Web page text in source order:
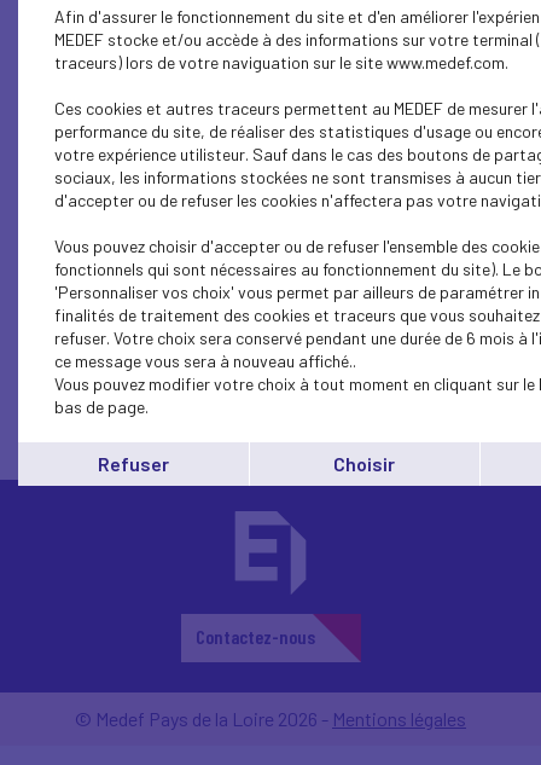
ECONOMY
ECONOMY
ECONOMY
ECONOMY
1... 14 13 12 11 10 9 8 7 6
Contactez-nous
© Medef Pays de la Loire 2026 - Mentions légales
Afin d'assurer le fonctionnement du site et d'en améliorer
MEDEF stocke et/ou accède à des informations sur votre terminal
traceurs) lors de votre naviguation sur le site www.medef.com.
Ces cookies et autres traceurs permettent au MEDEF de mesurer
performance du site, de réaliser des statistiques d'usage ou
votre expérience utilisteur. Sauf dans le cas des boutons de
sociaux, les informations stockées ne sont transmises à aucun
d'accepter ou de refuser les cookies n'affectera pas votre
Vous pouvez choisir d'accepter ou de refuser l'ensemble des
fonctionnels qui sont nécessaires au fonctionnement du site). Le
'Personnaliser vos choix' vous permet par ailleurs de paramétrer
finalités de traitement des cookies et traceurs que vous
refuser. Votre choix sera conservé pendant une durée de 6 mois à
ce message vous sera à nouveau affiché..
Vous pouvez modifier votre choix à tout moment en cliquant sur le
bas de page.
Refuser Choisir